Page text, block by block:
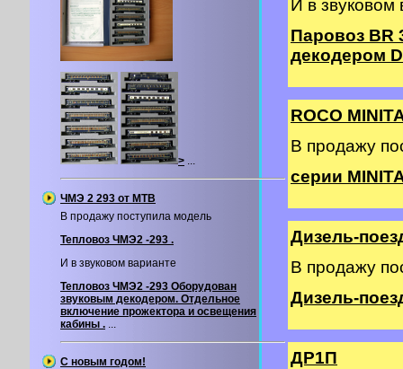
> ...
ЧМЭ 2 293 от MTB
В продажу поступила модель
Тепловоз ЧМЭ2 -293 .
И в звуковом варианте
Тепловоз ЧМЭ2 -293 Оборудован
звуковым декодером. Отдельное
включение прожектора и освещения
кабины . ...
С новым годом!
И в звуковом
Паровоз BR
декодером
ROCO
В продажу
серии
Дизель-
В продажу
Дизель-
ДР1П